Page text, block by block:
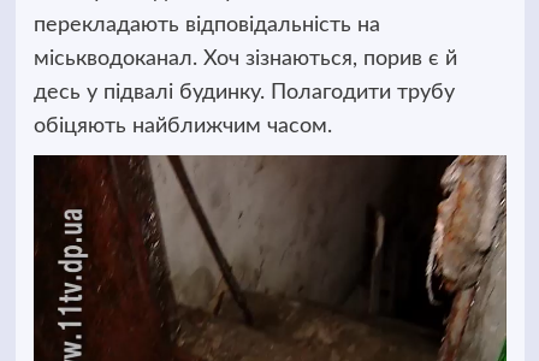
перекладають відповідальність на
міськводоканал. Хоч зізнаються, порив є й
десь у підвалі будинку. Полагодити трубу
обіцяють найближчим часом.
Відеопрогравач